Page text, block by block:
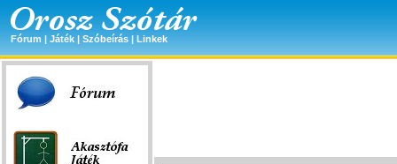
Fórum | Játék | Szóbeírás | Linkek